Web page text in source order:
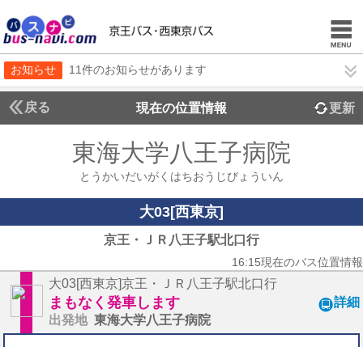
お知らせ 11件のお知らせがあります
戻る 現在の位置情報 更新
東海大学八王子病院
とうかいだいがくはちおうじびょういん
大03[西東京]
京王・ＪＲ八王子駅北口行
16:15現在のバス位置情報
大03[西東京]京王・ＪＲ八王子駅北口行
まもなく発車します
出発地 東海大学八王子病院
詳細